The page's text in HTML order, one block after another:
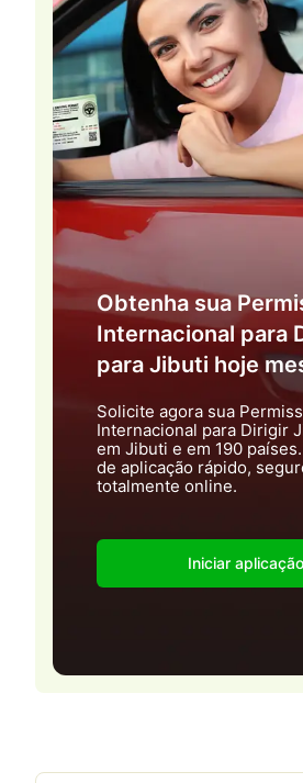
Obtenha sua
Internacional para
para Jibuti hoje
Solicite agora sua
Internacional para Dirigir
em Jibuti e em 190
de aplicação rápido,
totalmente online.
Iniciar aplicação